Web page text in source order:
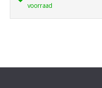
voorraad